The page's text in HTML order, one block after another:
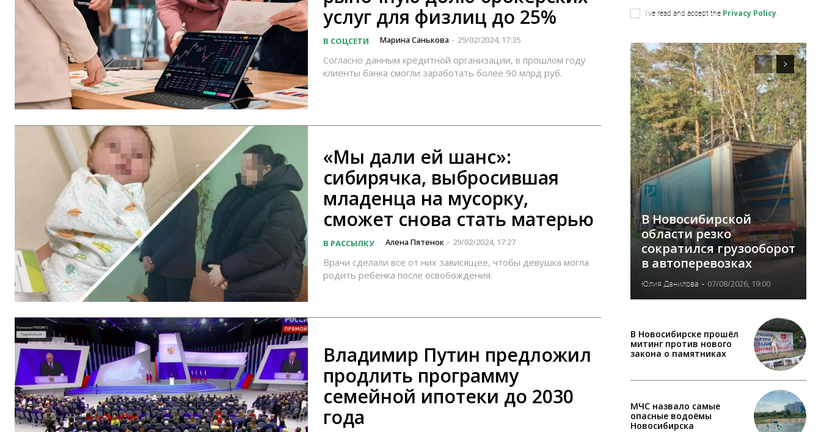
услуг для физлиц до 25%
В СОЦСЕТИ Марина Санькова - 29/02/2024, 17:35
Согласно данным кредитной организации, в прошлом году
клиенты банка смогли заработать более 90 млрд руб.
«Мы дали ей шанс»:
сибирячка, выбросившая
младенца на мусорку,
сможет снова стать матерью
В РАССЫЛКУ Алена Пятенок - 29/02/2024, 17:27
Врачи сделали все от них зависящее, чтобы девушка могла
родить ребенка после освобождения.
Владимир Путин предложил
продлить программу
семейной ипотеки до 2030
года
I've read and accept the Privacy Policy
В Новосибирской
области резко
сократился грузооборот
в автоперевозках
Юлия Данилова - 07/08/2026, 19:00
В Новосибирске прошёл
митинг против нового
закона о памятниках
МЧС назвало самые
опасные водоёмы
Новосибирска